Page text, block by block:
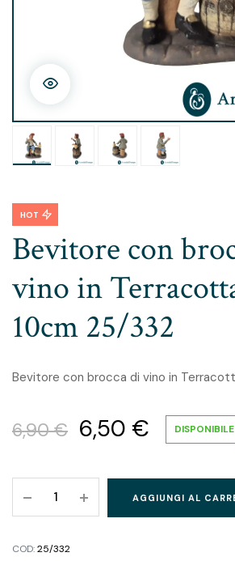
Bevitore con
vino in
10cm 25/332
HOT
Bevitore con brocca di vino in
6,90€ 6,50 € DISPONIBILE
AGGIUNGI AL
COD:25/332